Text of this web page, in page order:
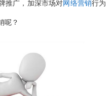
推广，加深市场对网络营销行为
呢？